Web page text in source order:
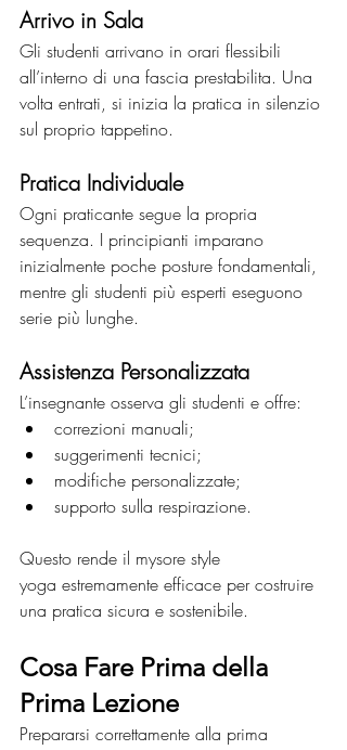
Arrivo in Sala
Gli studenti arrivano in orari flessibili
all’interno di una fascia prestabilita. Una
volta entrati, si inizia la pratica in silenzio
sul proprio tappetino.
Pratica Individuale
Ogni praticante segue la propria
sequenza. I principianti imparano
inizialmente poche posture fondamentali,
mentre gli studenti più esperti eseguono
serie più lunghe.
Assistenza Personalizzata
L’insegnante osserva gli studenti e offre:
correzioni manuali;
suggerimenti tecnici;
modifiche personalizzate;
supporto sulla respirazione.
Questo rende il mysore style
yoga estremamente efficace per costruire
una pratica sicura e sostenibile.
Cosa Fare Prima della
Prima Lezione
Prepararsi correttamente alla prima